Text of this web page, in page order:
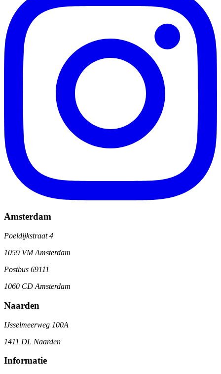
Amsterdam
Poeldijkstraat 4
1059 VM Amsterdam
Postbus 69111
1060 CD Amsterdam
Naarden
IJsselmeerweg 100A
1411 DL Naarden
Informatie